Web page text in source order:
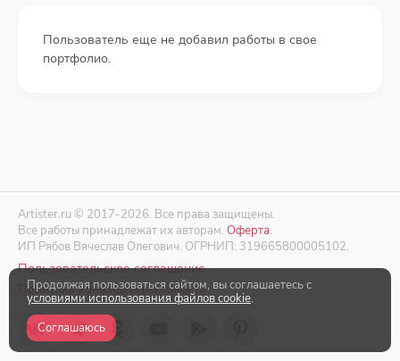
Пользователь еще не добавил работы в свое
портфолио.
Artister.ru © 2017-2026. Все права защищены.
Все работы принадлежат их авторам. Оферта.
ИП Рябов Вячеслав Олегович. ОГРНИП: 319665800005102.
Пользовательское соглашение
Политика конфиденциальности
Продолжая пользоваться сайтом, вы соглашаетесь с
условиями использования файлов cookie.
Соглашаюсь